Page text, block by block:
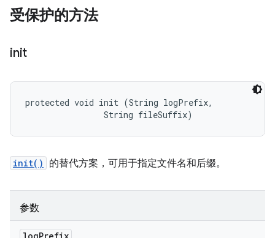
受保护的方法
init
protected void init (String logPrefix,
                String fileSuffix)
init() 的替代方案，可用于指定文件名和后缀。
参数